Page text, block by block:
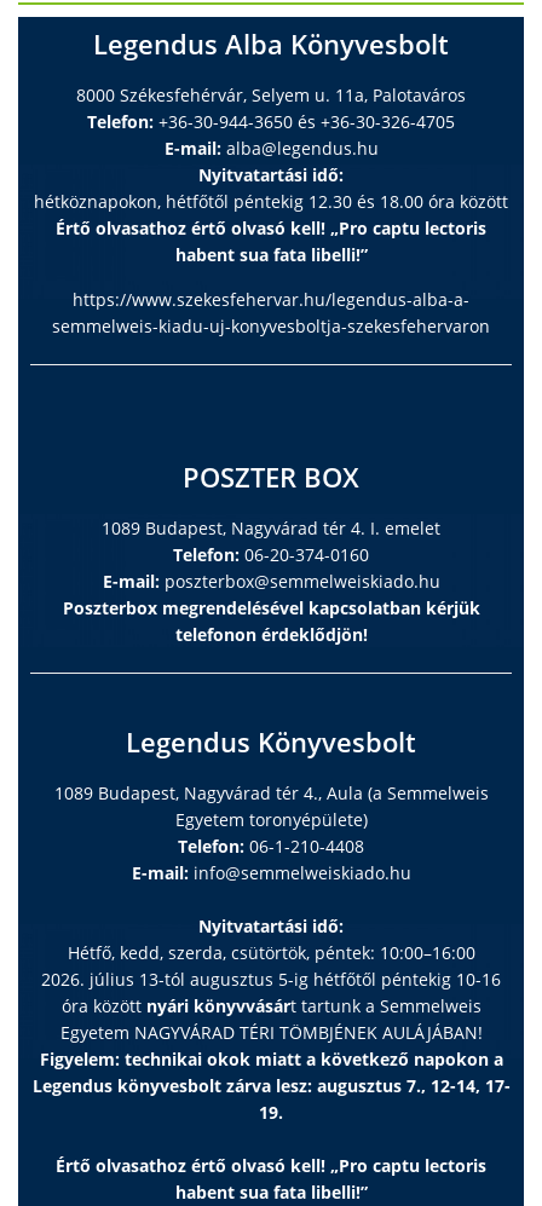
Legendus Alba Könyvesbolt
8000 Székesfehérvár, Selyem u. 11a, Palotaváros
Telefon: +36-30-944-3650 és +36-30-326-4705
E-mail: alba@legendus.hu
Nyitvatartási idő:
hétköznapokon, hétfőtől péntekig 12.30 és 18.00 óra között
Értő olvasathoz értő olvasó kell! „Pro captu lectoris
habent sua fata libelli!”
https://www.szekesfehervar.hu/legendus-alba-a-
semmelweis-kiadu-uj-konyvesboltja-szekesfehervaron
POSZTER BOX
1089 Budapest, Nagyvárad tér 4. I. emelet
Telefon: 06-20-374-0160
E-mail: poszterbox@semmelweiskiado.hu
Poszterbox megrendelésével kapcsolatban kérjük
telefonon érdeklődjön!
Legendus Könyvesbolt
1089 Budapest, Nagyvárad tér 4., Aula (a Semmelweis
Egyetem toronyépülete)
Telefon: 06-1-210-4408
E-mail: info@semmelweiskiado.hu
Nyitvatartási idő:
Hétfő, kedd, szerda, csütörtök, péntek: 10:00–16:00
2026. július 13-tól augusztus 5-ig hétfőtől péntekig 10-16
óra között nyári könyvvásárt tartunk a Semmelweis
Egyetem NAGYVÁRAD TÉRI TÖMBJÉNEK AULÁJÁBAN!
Figyelem: technikai okok miatt a következő napokon a
Legendus könyvesbolt zárva lesz: augusztus 7., 12-14, 17-
19.
Értő olvasathoz értő olvasó kell! „Pro captu lectoris
habent sua fata libelli!”